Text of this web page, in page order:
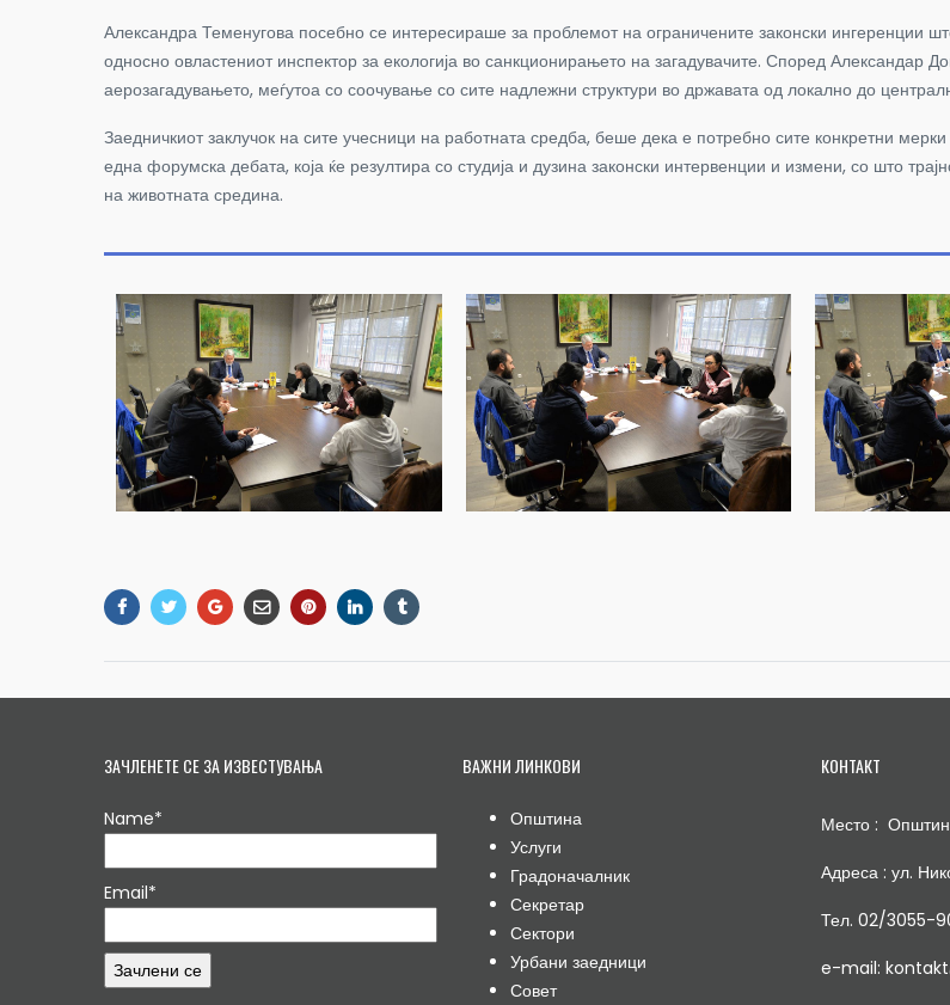
Александра Теменугова посебно се интересираше за проблемот на ограничените законски ингеренции
односно овластениот инспектор за екологија во санкционирањето на загадувачите. Според Александар
аерозагадувањето, меѓутоа со соочување со сите надлежни структури во државата од локално до
Заедничкиот заклучок на сите учесници на работната средба, беше дека е потребно сите конкретни
една форумска дебата, која ќе резултира со студија и дузина законски интервенции и измени, со што
на животната средина.
ЗАЧЛЕНЕТЕ СЕ ЗА ИЗВЕСТУВАЊА
Name*
Email*
ВАЖНИ ЛИНКОВИ
Општина
Услуги
Градоначалник
Секретар
Сектори
Урбани заедници
Совет
КОНТАКТ
Место :
Адреса : ул.
Тел. 02/3055-
e-mail: